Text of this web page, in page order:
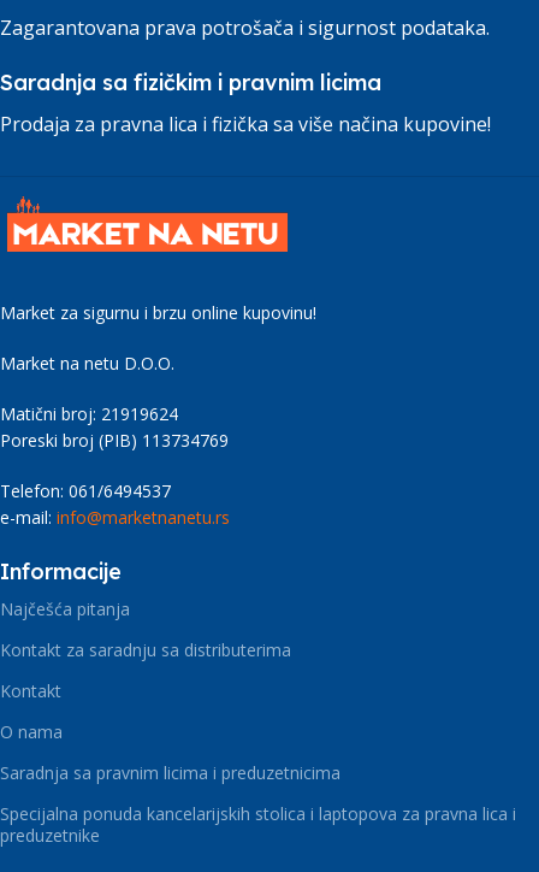
Zagarantovana prava potrošača i sigurnost podataka.
Saradnja sa fizičkim i pravnim licima
Prodaja za pravna lica i fizička sa više načina kupovine!
Market za sigurnu i brzu online kupovinu!
Market na netu D.O.O.
Matični broj: 21919624
Poreski broj (PIB) 113734769
Telefon: 061/6494537
e-mail: info@marketnanetu.rs
Informacije
Najčešća pitanja
Kontakt za saradnju sa distributerima
Kontakt
O nama
Saradnja sa pravnim licima i preduzetnicima
Specijalna ponuda kancelarijskih stolica i laptopova za pravna lica i
preduzetnike